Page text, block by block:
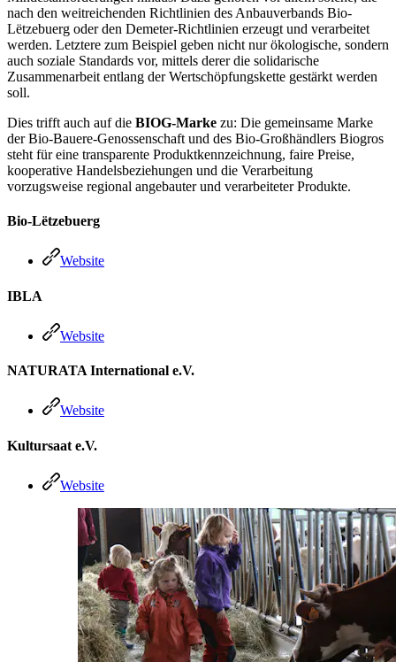
nach den weitreichenden Richtlinien des Anbauverbands Bio-
Lëtzebuerg oder den Demeter-Richtlinien erzeugt und verarbeitet
werden. Letztere zum Beispiel geben nicht nur ökologische, sondern
auch soziale Standards vor, mittels derer die solidarische
Zusammenarbeit entlang der Wertschöpfungskette gestärkt werden
soll.
Dies trifft auch auf die BIOG-Marke zu: Die gemeinsame Marke
der Bio-Bauere-Genossenschaft und des Bio-Großhändlers Biogros
steht für eine transparente Produktkennzeichnung, faire Preise,
kooperative Handelsbeziehungen und die Verarbeitung
vorzugsweise regional angebauter und verarbeiteter Produkte.
Bio-Lëtzebuerg
Website
IBLA
Website
NATURATA International e.V.
Website
Kultursaat e.V.
Website